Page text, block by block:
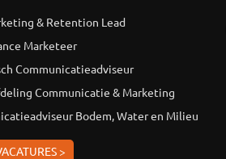
& Retention Lead
Marketeer
Communicatieadviseur
Communicatie & Marketing
Bodem, Water en Milieu
>